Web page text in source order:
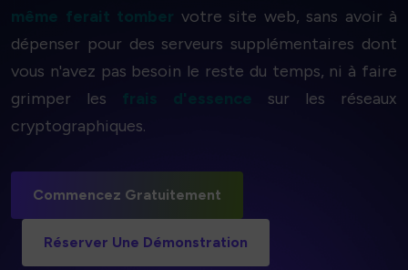
même ferait tomber votre site web, sans avoir à
dépenser pour des serveurs supplémentaires dont
vous n'avez pas besoin le reste du temps, ni à faire
grimper les frais d'essence sur les réseaux
cryptographiques.
Commencez Gratuitement
Réserver Une Démonstration